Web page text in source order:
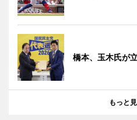
橋本、玉木氏が
もっと